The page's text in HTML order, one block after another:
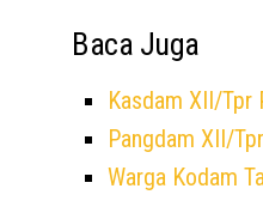
Baca Juga
Kasdam XII/Tpr
Pangdam XII/
Warga Kodam